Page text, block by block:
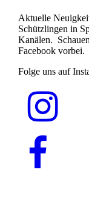
Aktuelle
Schützlingen in
Kanälen.
Facebook vorbei.
Folge uns auf